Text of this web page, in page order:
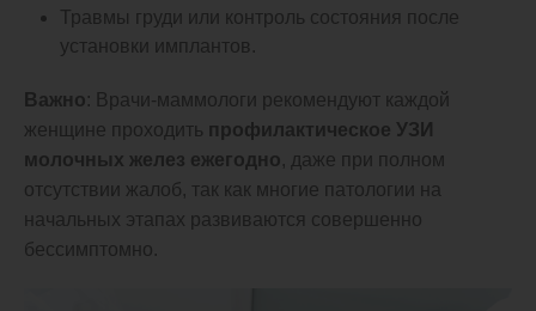
Травмы груди или контроль состояния после
установки имплантов.
Важно: Врачи-маммологи рекомендуют каждой
женщине проходить профилактическое УЗИ
молочных желез ежегодно, даже при полном
отсутствии жалоб, так как многие патологии на
начальных этапах развиваются совершенно
бессимптомно.